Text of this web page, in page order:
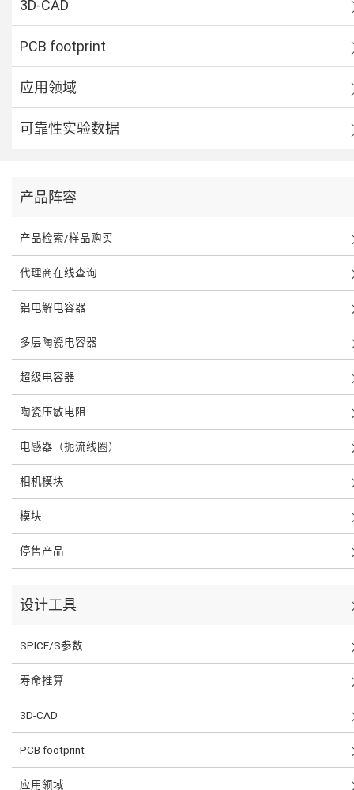
3D-CAD
PCB footprint
应用领域
可靠性实验数据
产品阵容
产品检索/样品购买
代理商在线查询
铝电解电容器
多层陶瓷电容器
超级电容器
陶瓷压敏电阻
电感器（扼流线圈）
相机模块
模块
停售产品
设计工具
SPICE/S参数
寿命推算
3D-CAD
PCB footprint
应用领域